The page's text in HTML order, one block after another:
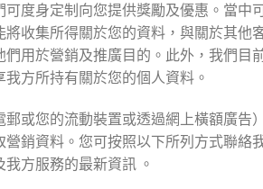
度身定制向您提供獎勵及優惠。當
收集所得關於您的資料，與關於其
用於營銷及推廣目的。此外，我們
方所持有關於您的個人資料。
或您的流動裝置或透過網上橫額廣
銷資料。您可按照以下所列方式聯
方服務的最新資訊 。